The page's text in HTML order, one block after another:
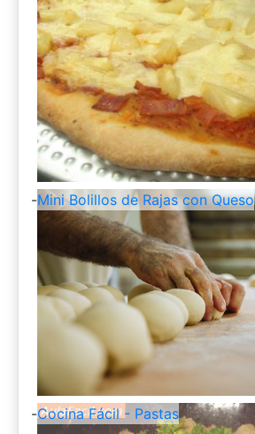
-Mini Bolillos de Rajas con Queso
-Cocina Fácil - Pastas